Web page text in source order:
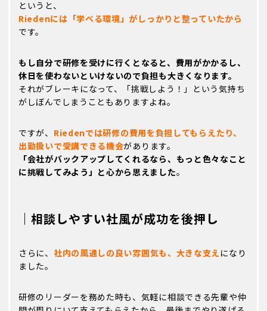
というと、
Riedenには「学べる環境」がしっかりと整っていたから
です。
もし自分で研修を受けに行くとなると、費用がかかるし、
休日を使わないといけないので負担も大きくなります。
それがブレーキになって、「挑戦しよう！」という気持ち
がしぼんでしまうこともありますよね。
ですが、 Riedenでは研修の費用を負担してもらえたり、
出勤扱いで受講できる機会があります。
「会社がバックアップしてくれるなら、もっと色々なこと
に挑戦してみよう」と心から思えました。
｜相談しやすい社風が成功を後押し
さらに、 社内の風通しの良い雰囲気も、大きな支え になり
ました。
研修のリーダーを務めた時も、気軽に相談できる先輩や仲